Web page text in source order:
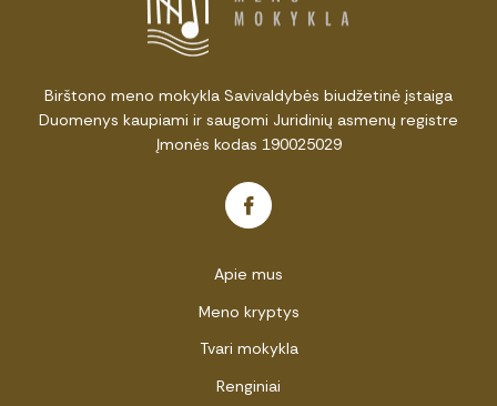
Birštono meno mokykla Savivaldybės biudžetinė įstaiga
Duomenys kaupiami ir saugomi Juridinių asmenų registre
Įmonės kodas 190025029
Apie mus
Meno kryptys
Tvari mokykla
Renginiai